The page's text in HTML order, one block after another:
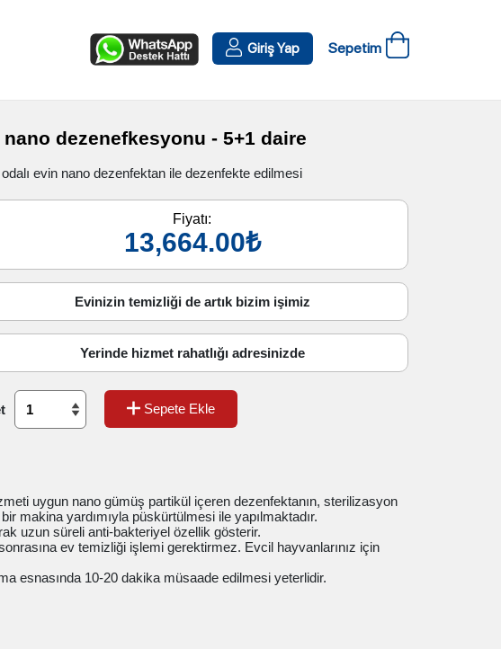
Sepetim
Giriş Yap
nano dezenefkesyonu - 5+1 daire
evin nano dezenfektan ile dezenfekte edilmesi
Fiyatı:
13,664.00₺
Evinizin temizliği de artık bizim işimiz
Yerinde hizmet rahatlığı adresinizde
Sepete Ekle
uygun nano gümüş partikül içeren dezenfektanın, sterilizasyon
makina yardımıyla püskürtülmesi ile yapılmaktadır.
uzun süreli anti-bakteriyel özellik gösterir.
ev temizliği işlemi gerektirmez. Evcil hayvanlarınız için
esnasında 10-20 dakika müsaade edilmesi yeterlidir.